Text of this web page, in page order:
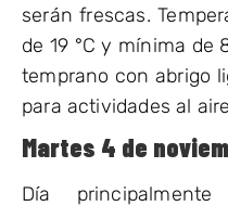
serán frescas.
de 19 °C y mínima de
temprano con abrigo
para actividades al
Martes 4 de
Día